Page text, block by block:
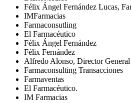
Félix Ángel Fernández Lucas,
IMFarmacias
Farmaconsutling
El Farmacéutico
Félix Ángel Fernández
Félix Fernández
Alfredo Alonso, Director
Farmaconsulting Transacciones
Farmaventas
El Farmacéutico.
IM Farmacias